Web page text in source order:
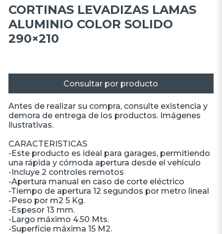
CORTINAS LEVADIZAS LAMAS
ALUMINIO COLOR SOLIDO
290×210
Consultar por producto
Antes de realizar su compra, consulte existencia y
demora de entrega de los productos. Imágenes
ilustrativas.
CARACTERISTICAS
-Este producto es ideal para garages, permitiendo
una rápida y cómoda apertura desde el vehículo
-Incluye 2 controles remotos
-Apertura manual en caso de corte eléctrico
-Tiempo de apertura 12 segundos por metro lineal
-Peso por m2 5 Kg.
-Espesor 13 mm.
-Largo máximo 4.50 Mts.
-Superficie máxima 15 M2.